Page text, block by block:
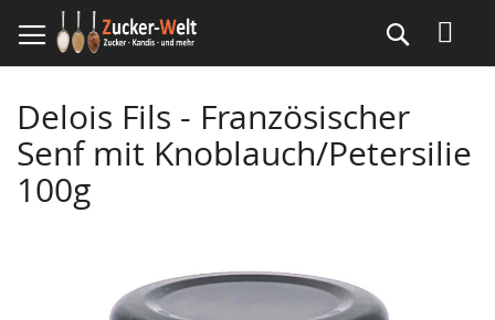
zum
Inhalt
Suche
Delois Fils - Französischer
Senf mit Knoblauch/Petersilie
100g